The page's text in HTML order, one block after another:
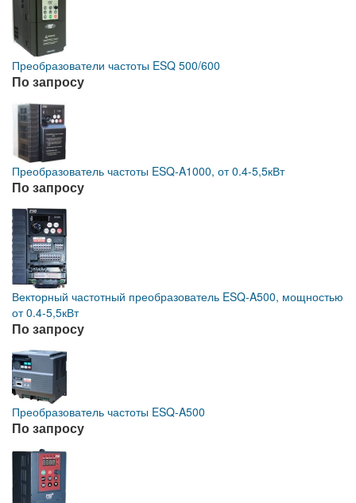
Преобразователи частоты ESQ 500/600
По запросу
Преобразователь частоты ESQ-A1000, от 0.4-5,5кВт
По запросу
Векторный частотный преобразователь ESQ-A500, мощностью
от 0.4-5,5кВт
По запросу
Преобразователь частоты ESQ-A500
По запросу